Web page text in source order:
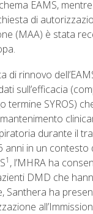
EAMS,
di
(MAA) è stata
di rinnovo
sull’efficacia
termine SYROS)
durante il
anni in un contesto
1 , l’MHRA ha
DMD che
Santhera ha